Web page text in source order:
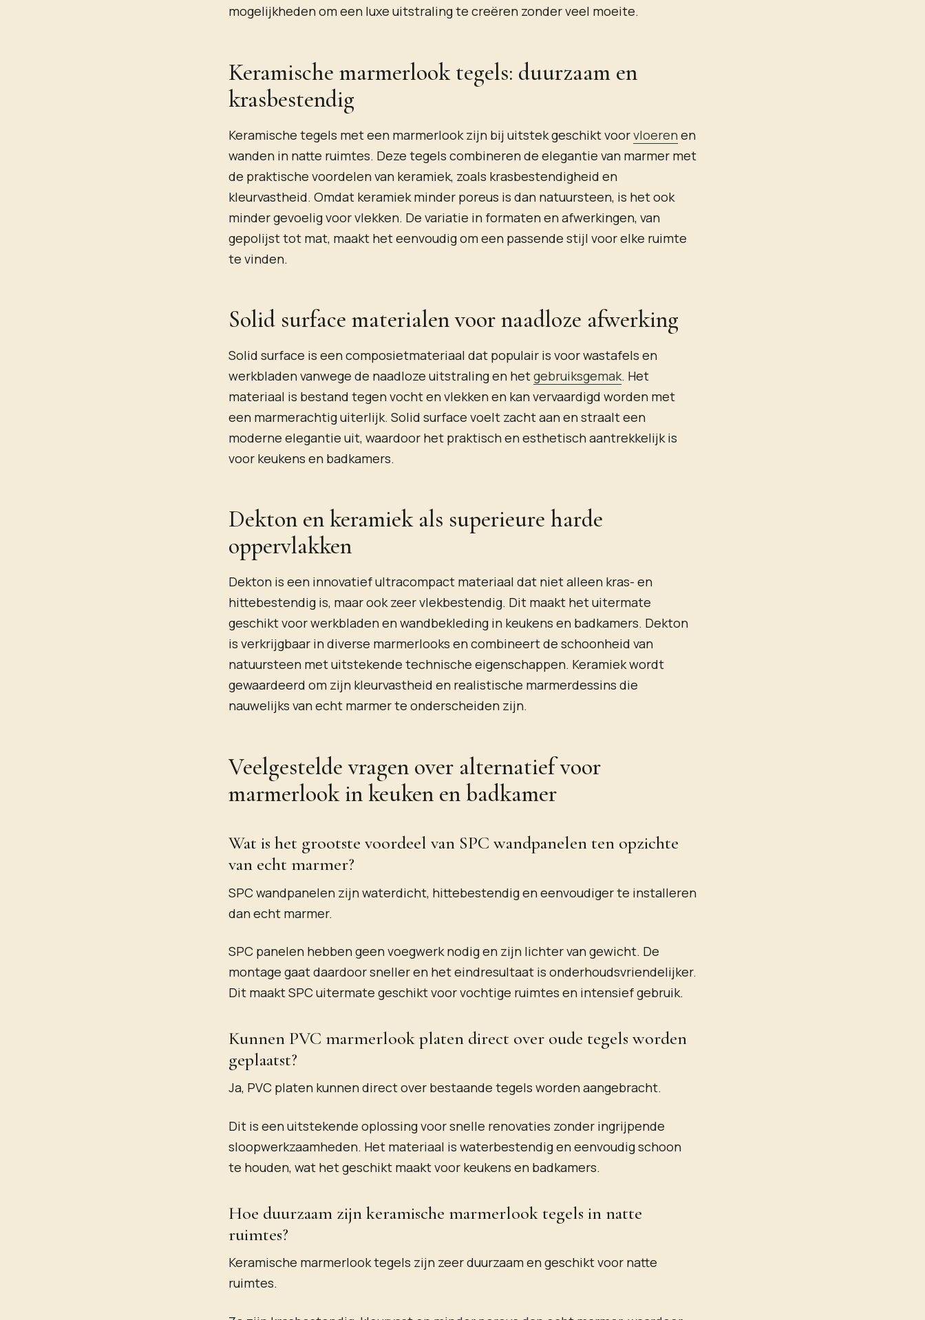
mogelijkheden om een luxe uitstraling te creëren zonder veel moeite.
Keramische marmerlook tegels: duurzaam en
krasbestendig
Keramische tegels met een marmerlook zijn bij uitstek geschikt voorvloeren en
wanden in natte ruimtes. Deze tegels combineren de elegantie van marmer met
de praktische voordelen van keramiek, zoals krasbestendigheid en
kleurvastheid. Omdat keramiek minder poreus is dan natuursteen, is het ook
minder gevoelig voor vlekken. De variatie in formaten en afwerkingen, van
gepolijst tot mat, maakt het eenvoudig om een passende stijl voor elke ruimte
te vinden.
Solid surface materialen voor naadloze afwerking
Solid surface is een composietmateriaal dat populair is voor wastafels en
werkbladen vanwege de naadloze uitstraling en hetgebruiksgemak. Het
materiaal is bestand tegen vocht en vlekken en kan vervaardigd worden met
een marmerachtig uiterlijk. Solid surface voelt zacht aan en straalt een
moderne elegantie uit, waardoor het praktisch en esthetisch aantrekkelijk is
voor keukens en badkamers.
Dekton en keramiek als superieure harde
oppervlakken
Dekton is een innovatief ultracompact materiaal dat niet alleen kras- en
hittebestendig is, maar ook zeer vlekbestendig. Dit maakt het uitermate
geschikt voor werkbladen en wandbekleding in keukens en badkamers. Dekton
is verkrijgbaar in diverse marmerlooks en combineert de schoonheid van
natuursteen met uitstekende technische eigenschappen. Keramiek wordt
gewaardeerd om zijn kleurvastheid en realistische marmerdessins die
nauwelijks van echt marmer te onderscheiden zijn.
Veelgestelde vragen over alternatief voor
marmerlook in keuken en badkamer
Wat is het grootste voordeel van SPC wandpanelen ten opzichte
van echt marmer?
SPC wandpanelen zijn waterdicht, hittebestendig en eenvoudiger te installeren
dan echt marmer.
SPC panelen hebben geen voegwerk nodig en zijn lichter van gewicht. De
montage gaat daardoor sneller en het eindresultaat is onderhoudsvriendelijker.
Dit maakt SPC uitermate geschikt voor vochtige ruimtes en intensief gebruik.
Kunnen PVC marmerlook platen direct over oude tegels worden
geplaatst?
Ja, PVC platen kunnen direct over bestaande tegels worden aangebracht.
Dit is een uitstekende oplossing voor snelle renovaties zonder ingrijpende
sloopwerkzaamheden. Het materiaal is waterbestendig en eenvoudig schoon
te houden, wat het geschikt maakt voor keukens en badkamers.
Hoe duurzaam zijn keramische marmerlook tegels in natte
ruimtes?
Keramische marmerlook tegels zijn zeer duurzaam en geschikt voor natte
ruimtes.